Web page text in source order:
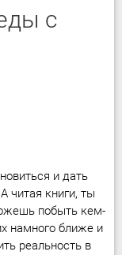
с
и дать
читая книги, ты
побыть кем-
намного ближе и
реальность в